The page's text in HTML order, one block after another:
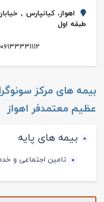
اهواز، کیانپارس ,
طبقه اول
۰۶۱۳۳۳۳۱۱۱۲
بیمه های مرکز
عظیم معتمدفر اهواز
بیمه های پایه
تامین اجتماعی و